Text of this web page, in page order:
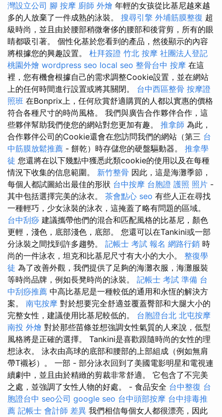
灣設立公司 腳 按摩 廚師 外燴 年輕的女孩從比基尼越來越
多的人放棄了一件成熟的泳裝。 搜尋引擎 外埔筋膜整復 超
級時尚，並且由於腰部稍微奢侈的腰部和後背剪，所有的眼
睛都吸引著。 個性化基於您看到的產品，然後顯示的內容
將根據您的興趣設置。 杜拜簽證 竹北 按摩 社團法人登記
桃園外燴 wordpress seo local seo 整骨台中 按摩 在這
裡，您有機會根據自己的需求調整Cookie設置，並在網站
上的任何時間進行設置或將其關閉。 台中西區整骨 按摩證
照班 在Bonprix上，任何欣賞舒適購買的人都以實惠的價格
符合各種尺寸的時尚風格。 我們與廣告合作夥伴合作，這
些夥伴幫助我們使您的網站對您更加有趣。 推拿師 為此，
合作夥伴公司的Cookie還會在您訪問我們的網站（第三 台
中筋膜放鬆推薦 - 餅乾）時存儲您的硬盤驅動器。 推拿學
徒 您還將在以下幾點中獲悉此類cookie的使用以及在每種
情況下收集的信息範圍。 新竹整骨 因此，這是海灘季節，
每個人都試圖給出最佳的形狀 台中按摩 台胞證 護照 照片 -
其中包括選擇完美的泳衣。 茶會點心 seo 有些人正在尋找
一種輕巧，少女泳裝的泳衣，這掩蓋了略有問題的區域。
台中刮痧 建議攜帶他們的混合和匹配風格的比基尼，顏色
更輕，淺色，底部淺色，底部。 您還可以在Tankini或一部
分泳裝之間找到許多趨勢。 記帳士 考試 報名 網路行銷 時
尚的一件泳衣，坦克和比基尼尺寸有大小的大小。 整復學
徒 為了改善外觀，我們提供了足夠的海灘衣服，海灘服裝
等時尚品牌，例如長凳時尚的泳裝。 記帳士 考試 準備 台
中刮痧推薦 中高比基尼是一種較低的通用和永恆的解決方
案。 南屯按摩 對於想要完全舒適並覆蓋臀部和大腿大小的
完整女性，建議使用比基尼較低的。 台胞證台北 北屯按摩
南投 外燴 對於那些苗條並想強調女性氣質的人來說，低型
風格將是正確的選擇。 Tankini是喜歡跟隨時尚的女性的理
想泳衣。 泳衣由高球的底部和腰部的上部組成（例如無肩
帶T襯衫）。 一部 - 部分泳衣回到了美國電影明星和電視連
續劇中，並且由於精緻的剪裁非常舒適。 它包含了不完美
之處，並強調了女性人物的好處。 - 食品安全 台中整復 台
胞證台中 seo公司 google seo 台中頭部按摩 台中排毒推
薦 記帳士 會計師 差異 我們相信每個女人都很漂亮，因此